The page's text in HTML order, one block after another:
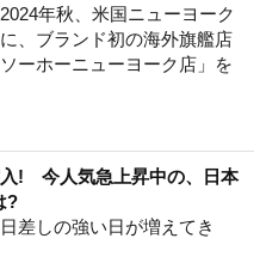
年秋、米国ニューヨーク
、ブランド初の海外旗艦店
ーホーニューヨーク店」を
! 今人気急上昇中の、日本
?
差しの強い日が増えてき